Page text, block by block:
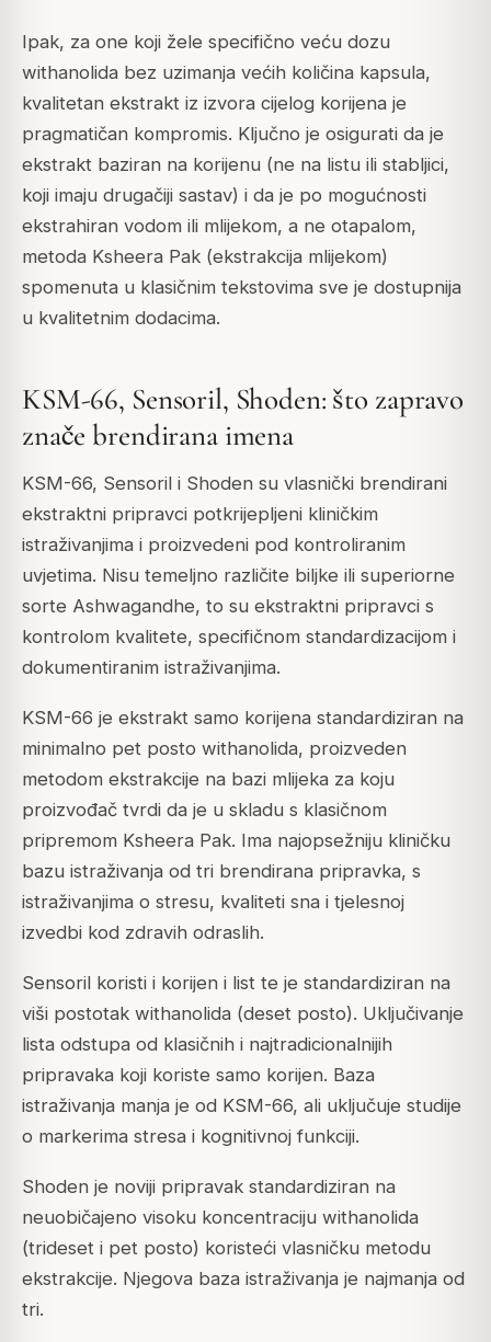
Ipak, za one koji žele specifično veću dozu
withanolida bez uzimanja većih količina kapsula,
kvalitetan ekstrakt iz izvora cijelog korijena je
pragmatičan kompromis. Ključno je osigurati da je
ekstrakt baziran na korijenu (ne na listu ili stabljici,
koji imaju drugačiji sastav) i da je po mogućnosti
ekstrahiran vodom ili mlijekom, a ne otapalom,
metoda Ksheera Pak (ekstrakcija mlijekom)
spomenuta u klasičnim tekstovima sve je dostupnija
u kvalitetnim dodacima.
KSM-66, Sensoril, Shoden: što zapravo
znače brendirana imena
KSM-66, Sensoril i Shoden su vlasnički brendirani
ekstraktni pripravci potkrijepljeni kliničkim
istraživanjima i proizvedeni pod kontroliranim
uvjetima. Nisu temeljno različite biljke ili superiorne
sorte Ashwagandhe, to su ekstraktni pripravci s
kontrolom kvalitete, specifičnom standardizacijom i
dokumentiranim istraživanjima.
KSM-66 je ekstrakt samo korijena standardiziran na
minimalno pet posto withanolida, proizveden
metodom ekstrakcije na bazi mlijeka za koju
proizvođač tvrdi da je u skladu s klasičnom
pripremom Ksheera Pak. Ima najopsežniju kliničku
bazu istraživanja od tri brendirana pripravka, s
istraživanjima o stresu, kvaliteti sna i tjelesnoj
izvedbi kod zdravih odraslih.
Sensoril koristi i korijen i list te je standardiziran na
viši postotak withanolida (deset posto). Uključivanje
lista odstupa od klasičnih i najtradicionalnijih
pripravaka koji koriste samo korijen. Baza
istraživanja manja je od KSM-66, ali uključuje studije
o markerima stresa i kognitivnoj funkciji.
Shoden je noviji pripravak standardiziran na
neuobičajeno visoku koncentraciju withanolida
(trideset i pet posto) koristeći vlasničku metodu
ekstrakcije. Njegova baza istraživanja je najmanja od
tri.